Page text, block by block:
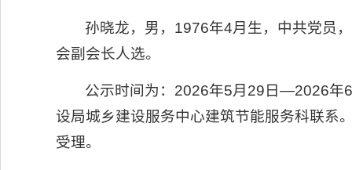
孙晓龙，男，1976年4月生，中共党员
会副会长人选。
公示时间为：2026年5月29日―2026年
设局城乡建设服务中心建筑节能服务科联系
受理。